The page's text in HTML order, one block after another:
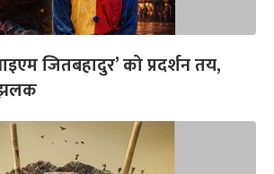
जितबहादुर’ को प्रदर्शन तय,
झलक